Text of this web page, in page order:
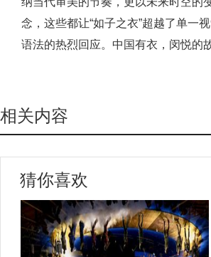
念，这些都让“如子之衣”超越了单一
语法的热烈回应。中国有衣，闵悦的
相关内容
猜你喜欢